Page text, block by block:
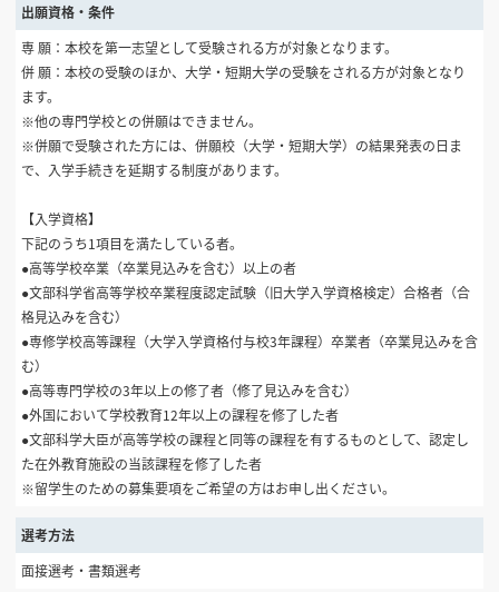
出願資格・条件
専 願：本校を第一志望として受験される方が対象となります。
併 願：本校の受験のほか、大学・短期大学の受験をされる方が対象となり
ます。
※他の専門学校との併願はできません。
※併願で受験された方には、併願校（大学・短期大学）の結果発表の日ま
で、入学手続きを延期する制度があります。
【入学資格】
下記のうち1項目を満たしている者。
●高等学校卒業（卒業見込みを含む）以上の者
●文部科学省高等学校卒業程度認定試験（旧大学入学資格検定）合格者（合
格見込みを含む）
●専修学校高等課程（大学入学資格付与校3年課程）卒業者（卒業見込みを含
む）
●高等専門学校の3年以上の修了者（修了見込みを含む）
●外国において学校教育12年以上の課程を修了した者
●文部科学大臣が高等学校の課程と同等の課程を有するものとして、認定し
た在外教育施設の当該課程を修了した者
※留学生のための募集要項をご希望の方はお申し出ください。
選考方法
面接選考・書類選考